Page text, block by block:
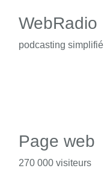
WebRadio
podcasting simplifié
Page web
270 000 visiteurs